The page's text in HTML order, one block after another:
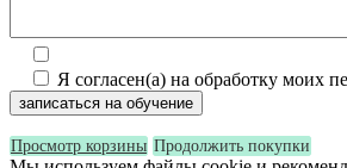
Я согласен(а) на обработку моих
Просмотр корзины Продолжить покупки